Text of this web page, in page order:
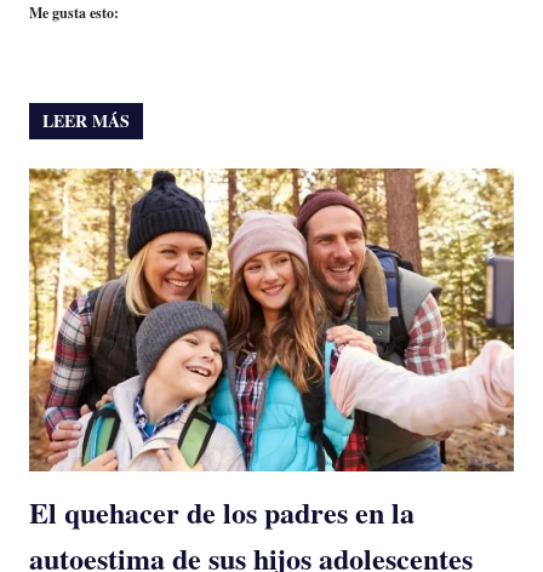
Me gusta esto:
LEER MÁS
El quehacer de los padres en la
autoestima de sus hijos adolescentes